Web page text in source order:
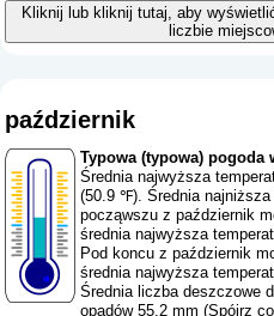
Kliknij lub kliknij tutaj, aby
liczbie
październik
Typowa (typowa) pogoda
Średnia najwyższa
(50.9 ℉). Średnia
począwszu z październik
średnia najwyższa
Pod koncu z październik
średnia najwyższa
Średnia liczba deszczowe
opadów 55.2 mm (Spójrz